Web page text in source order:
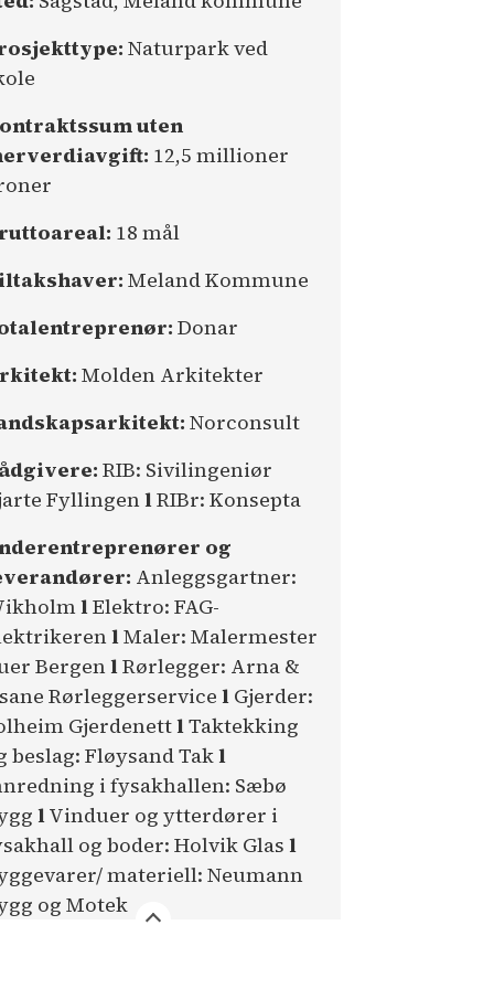
Naturpark ved
uten
12,5 millioner
18 mål
Meland Kommune
Donar
Molden Arkitekter
Norconsult
RIB: Sivilingeniør
FyllingenlRIBr: Konsepta
og
Anleggsgartner:
lElektro: FAG-
lMaler: Malermester
BergenlRørlegger: Arna &
Rørleggerservice lGjerder:
GjerdenettlTaktekking
beslag: Fløysand Takl
i fysakhallen: Sæbø
lVinduer og ytterdører i
og boder: Holvik Glas l
materiell: Neumann
og Motek